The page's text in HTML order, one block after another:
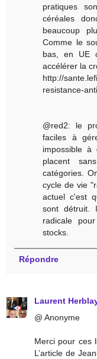
pratiques
céréales
beaucoup
Comme le
bas, en UE
accélérer la
http://
resistance-
@red2: le
faciles à
impossible à
placent
catégories.
cycle de vie
actuel c'est
sont détruit.
radicale
stocks.
Répondre
Laurent
@ Anonyme
Merci pour ces
L’article de